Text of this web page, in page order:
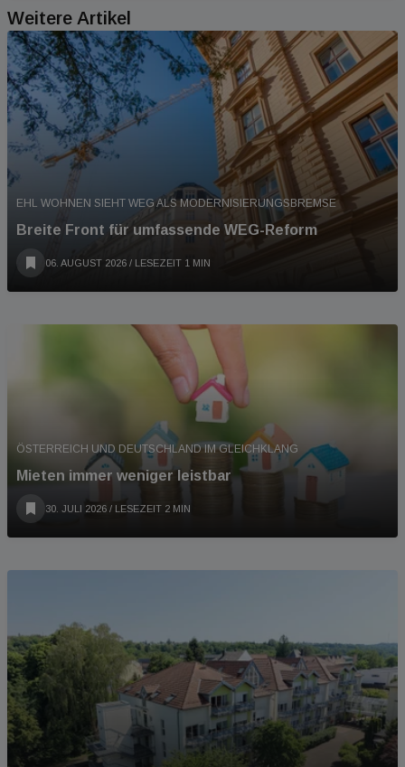
Weitere Artikel
EHL WOHNEN SIEHT WEG ALS MODERNISIERUNGSBREMSE
Breite Front für umfassende WEG-Reform
06. AUGUST 2026 / LESEZEIT 1 MIN
ÖSTERREICH UND DEUTSCHLAND IM GLEICHKLANG
Mieten immer weniger leistbar
30. JULI 2026 / LESEZEIT 2 MIN